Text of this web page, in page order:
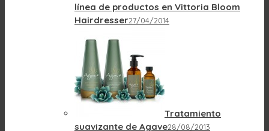
línea de productos en Vittoria Bloom
Hairdresser27/04/2014
Tratamiento
suavizante de Agave28/08/2013